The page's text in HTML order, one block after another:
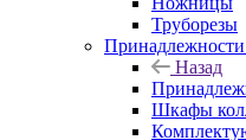
Труборезы
Принадлежности
Назад
Шкафы